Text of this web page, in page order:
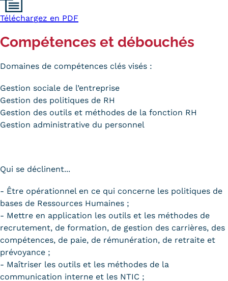
Liste des partenaires
Communication
Kits communications Cnam
Prospect
Fiche contact salons, forums,
Téléchargez en PDF
Compétences et débouchés
Domaines de compétences clés visés :
Gestion sociale de l’entreprise
Gestion des politiques de RH
Gestion des outils et méthodes de la fonction RH
Gestion administrative du personnel
Qui se déclinent...
- Être opérationnel en ce qui concerne les politiques de
bases de Ressources Humaines ;
- Mettre en application les outils et les méthodes de
recrutement, de formation, de gestion des carrières, des
compétences, de paie, de rémunération, de retraite et
prévoyance ;
- Maîtriser les outils et les méthodes de la
communication interne et les NTIC ;